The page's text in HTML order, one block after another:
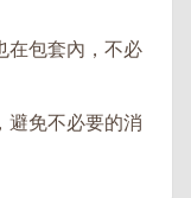
包套內，不必
免不必要的消